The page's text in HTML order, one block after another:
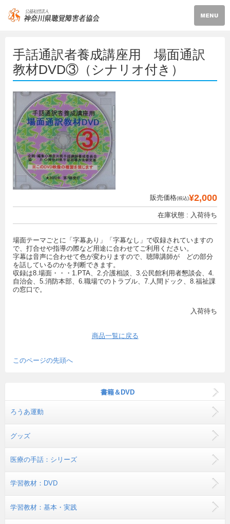
手話通訳者養成講座用 場面通訳
教材DVD③（シナリオ付き）
販売価格(税込)¥2,000
在庫状態 : 入荷待ち
場面テーマごとに「字幕あり」「字幕なし」で収録されていますの
で、打合せや指導の際など用途に合わせてご利用ください。
字幕は音声に合わせて色が変わりますので、聴障講師が どの部分
を話しているのかを判断できます。
収録は8.場面・・・1.PTA、2.介護相談、3.公民館利用者懇談会、4.
自治会、5.消防本部、6.職場でのトラブル、7.人間ドック、8.福祉課
の窓口で。
入荷待ち
商品一覧に戻る
このページの先頭へ
書籍＆DVD
ろうあ運動
グッズ
医療の手話：シリーズ
学習教材：DVD
学習教材：基本・実践